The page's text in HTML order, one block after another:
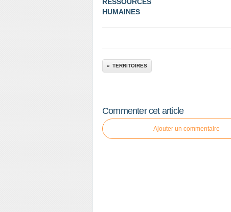
HUMAINES
TERRITOIRES
Commenter cet article
Ajouter un commentaire